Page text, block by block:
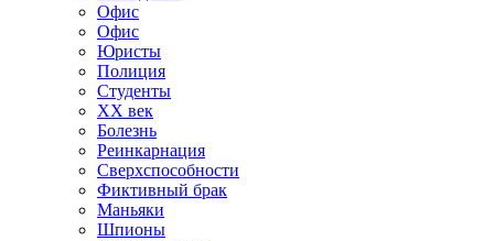
Офис
Офис
Юристы
Полиция
Студенты
ХХ век
Болезнь
Реинкарнация
Сверхспособности
Фиктивный брак
Маньяки
Шпионы